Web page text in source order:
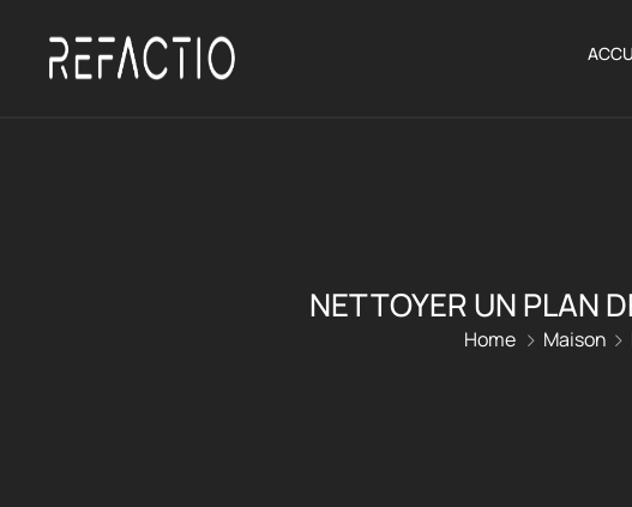
NETTOYER UN PLAN
Home Maison